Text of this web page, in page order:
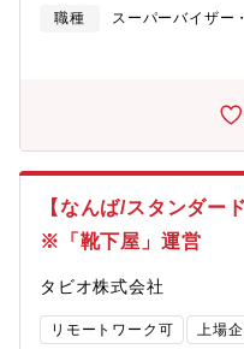
化による競争力向上店舗・
ワークを活用し、在庫ロス
集を基に、機能性（快適性
はじめとするブランドを展
企業と連携しながら、事業
企画・実行および展開支援■
オーナー企業の営業担当と
フォロー・サポート業務 な
程度を想定しています。※
とした遠隔でのコミュニケ
介：https://
業務について】まずは既存
女性)、メンバー3名、サポ
社等に雇用されないことを
職種
スーパーバイザー
【なんば/スタンダ
※「靴下屋」運営
タビオ株式会社
リモートワーク可 上場